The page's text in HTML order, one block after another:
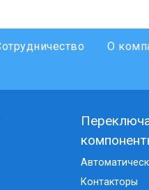
О
Контакторы